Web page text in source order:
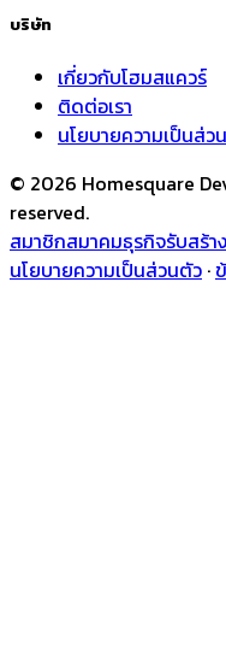
บริษัท
เกี่ยวกับโฮมสแควร์
ติดต่อเรา
นโยบายความเป็นส่ว
© 2026 Homesquare
reserved.
สมาชิกสมาคมธุรกิจรับสร้า
นโยบายความเป็นส่วนตัว ·